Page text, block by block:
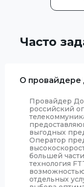
Часто
О провайдере
Провайдер
российский
выгодных
Оператор
большей
технология
отдельных